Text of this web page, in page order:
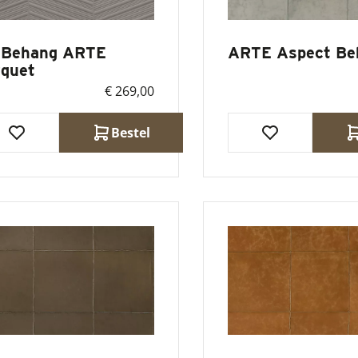
ARTE
€ 269,00
Bestel
ARTE Aspect